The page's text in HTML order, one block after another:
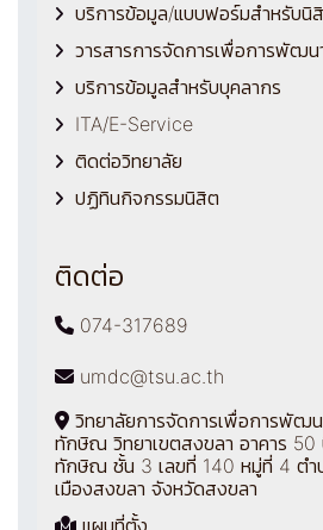
บริการข้อมูล/แบบฟอร์มสำหรับนิ
วารสารการจัดการเพื่อการพัฒน
บริการข้อมูลสำหรับบุคลากร
ITA/E-Service
ติดต่อวิทยาลัย
ปฏิทินกิจกรรมนิสิต
ติดต่อ
074-317689
umdc@tsu.ac.th
วิทยาลัยการจัดการเพื่อการพัฒน
ทักษิณ วิทยาเขตสงขลา อาคาร 50
ทักษิณ ชั้น 3 เลขที่ 140 หมู่ที่ 4 ตำบ
เมืองสงขลา จังหวัดสงขลา
แผนที่ตั้ง